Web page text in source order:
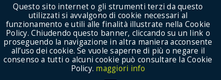
Show Menu
Questo sito internet o gli strumenti terzi da questo
utilizzati si avvalgono di cookie necessari al
funzionamento e utili alle finalità illustrate nella Cookie
Policy. Chiudendo questo banner, cliccando su un link o
proseguendo la navigazione in altra maniera acconsente
all’uso dei cookie. Se vuole saperne di più o negare il
consenso a tutti o alcuni cookie può consultare la Cookie
Policy. maggiori info